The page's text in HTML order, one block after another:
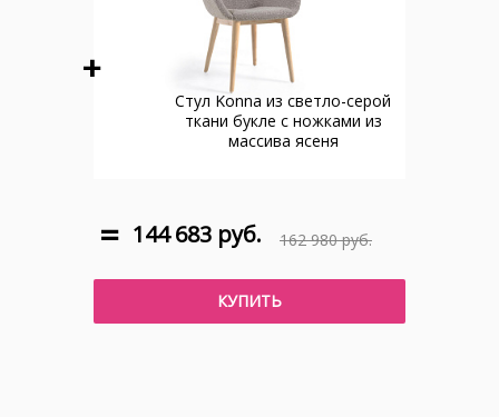
Стул Konna из светло-серой
ткани букле с ножками из
массива ясеня
162 980 руб.
144 683 руб.
КУПИТЬ